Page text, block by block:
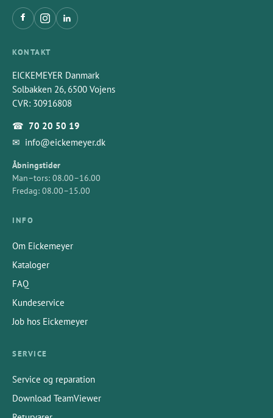
KONTAKT
EICKEMEYER Danmark
Solbakken 26, 6500 Vojens
CVR: 30916808
☎ 70 20 50 19
✉ info@eickemeyer.dk
Åbningstider
Man–tors: 08.00–16.00
Fredag: 08.00–15.00
INFO
Om Eickemeyer
Kataloger
FAQ
Kundeservice
Job hos Eickemeyer
SERVICE
Service og reparation
Download TeamViewer